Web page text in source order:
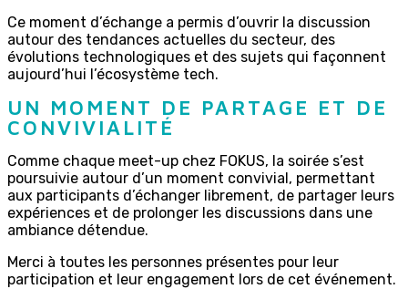
Ce moment d’échange a permis d’ouvrir la discussion
autour des tendances actuelles du secteur, des
évolutions technologiques et des sujets qui façonnent
aujourd’hui l’écosystème tech.
UN MOMENT DE PARTAGE ET DE
CONVIVIALITÉ
Comme chaque meet-up chez FOKUS, la soirée s’est
poursuivie autour d’un moment convivial, permettant
aux participants d’échanger librement, de partager leurs
expériences et de prolonger les discussions dans une
ambiance détendue.
Merci à toutes les personnes présentes pour leur
participation et leur engagement lors de cet événement.